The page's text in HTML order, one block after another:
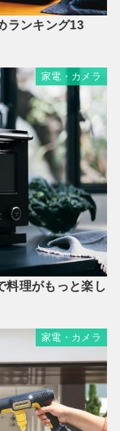
ランキング13
家電・カメラ
料理がもっと楽し
家電・カメラ